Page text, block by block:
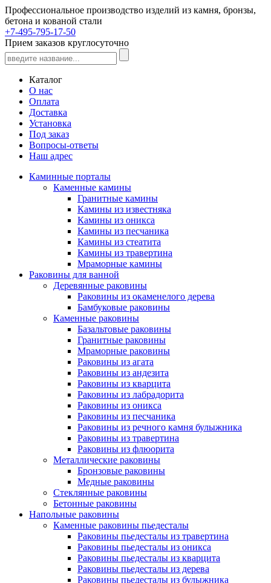
Профессиональное производство изделий из камня, бронзы,
бетона и кованой стали
+7-495-795-17-50
Прием заказов круглосуточно
Каталог
О нас
Оплата
Доставка
Установка
Под заказ
Вопросы-ответы
Наш адрес
Каминные порталы
Каменные камины
Гранитные камины
Камины из известняка
Камины из оникса
Камины из песчаника
Камины из стеатита
Камины из травертина
Мраморные камины
Раковины для ванной
Деревянные раковины
Раковины из окаменелого дерева
Бамбуковые раковины
Каменные раковины
Базальтовые раковины
Гранитные раковины
Мраморные раковины
Раковины из агата
Раковины из андезита
Раковины из кварцита
Раковины из лабрадорита
Раковины из оникса
Раковины из песчаника
Раковины из речного камня булыжника
Раковины из травертина
Раковины из флюорита
Металлические раковины
Бронзовые раковины
Медные раковины
Стеклянные раковины
Бетонные раковины
Напольные раковины
Каменные раковины пьедесталы
Раковины пьедесталы из травертина
Раковины пьедесталы из оникса
Раковины пьедесталы из кварцита
Раковины пьедесталы из дерева
Раковины пьедесталы из булыжника